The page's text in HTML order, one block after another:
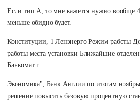
Если тип А, то мне кажется нужно вообще
меньше обидно будет.
Конституции, 1 Ленэнерго Режим работы
работы места установки Ближайшие
Банкомат г.
Экономика", Банк Англии по итогам
решение повысить базовую процентную